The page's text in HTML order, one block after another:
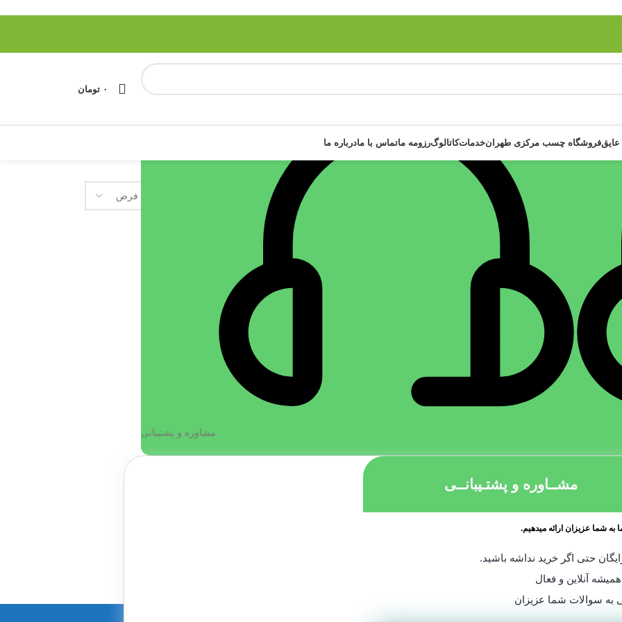
۰ تومان
عایقفروشگاه چسب مرکزی طهرانخدماتکاتالوگرزومه ماتماس با مادرباره ما
نمایش
مشاوره و پشتیبانی
مشــاوره و پشتـیبانــی
به شما عزیزان ارائه میدهیم.
حتی اگر خرید نداشه باشید.
آنلاین و فعال
به سوالات شما عزیزان